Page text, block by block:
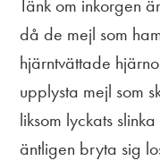
Tänk om inkorgen
då de mejl som
hjärntvättade
upplysta mejl som
liksom lyckats
äntligen bryta sig